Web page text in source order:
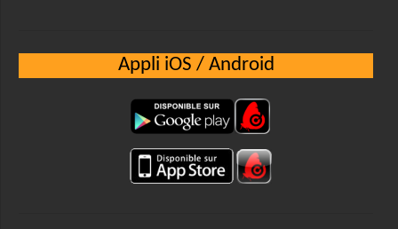
Appli iOS / Android